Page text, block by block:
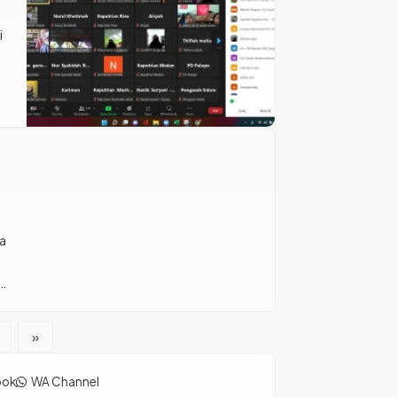
»
WA Channel